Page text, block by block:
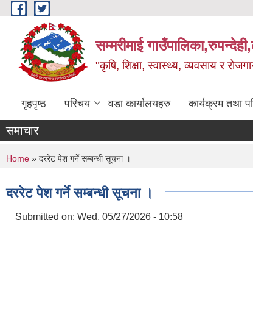
Skip to main content
सम्मरीमाई
"कृषि, शिक्षा, स्वास्थ्य, व्यवसाय र
गृहपृष्ठ परिचय वडा कार्यालयहरु कार्यक्रम तथा
समाचार
You are here
Home » दररेट पेश गर्ने सम्बन्धी सूचना ।
दररेट पेश गर्ने सम्बन्धी सूचना ।
Submitted on: Wed, 05/27/2026 - 10:58